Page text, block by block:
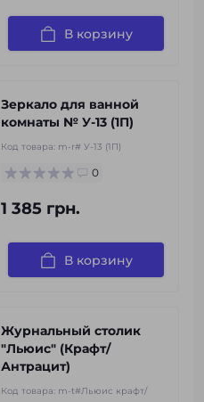
В корзину
Зеркало для ванной
комнаты № У-13 (1П)
Код товара: m-r# У-13 (1П)
0
1 385 грн.
В корзину
Журнальный столик
"Льюис" (Крафт/
Антрацит)
Код товара: m-t#Льюис крафт/